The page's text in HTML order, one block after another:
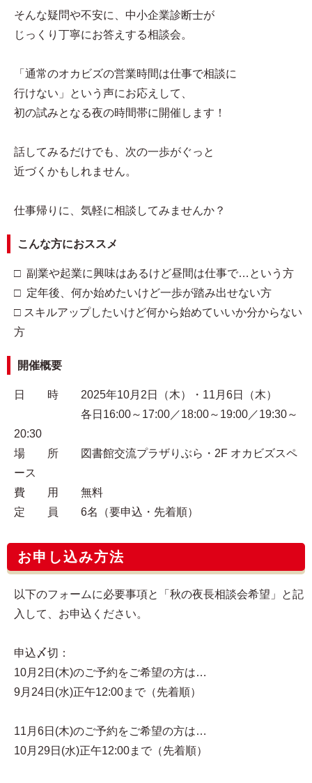
そんな疑問や不安に、中小企業診断士が
じっくり丁寧にお答えする相談会。
「通常のオカビズの営業時間は仕事で相談に
行けない」という声にお応えして、
初の試みとなる夜の時間帯に開催します！
話してみるだけでも、次の一歩がぐっと
近づくかもしれません。
仕事帰りに、気軽に相談してみませんか？
こんな方におススメ
□ 副業や起業に興味はあるけど昼間は仕事で…という方
□ 定年後、何か始めたいけど一歩が踏み出せない方
□ スキルアップしたいけど何から始めていいか分からない
方
開催概要
日 時 2025年10月2日（木）・11月6日（木）
各日16:00～17:00／18:00～19:00／19:30～
20:30
場 所 図書館交流プラザりぶら・2F オカビズスペ
ース
費 用 無料
定 員 6名（要申込・先着順）
お申し込み方法
以下のフォームに必要事項と「秋の夜長相談会希望」と記
入して、お申込ください。
申込〆切：
10月2日(木)のご予約をご希望の方は…
9月24日(水)正午12:00まで（先着順）
11月6日(木)のご予約をご希望の方は…
10月29日(水)正午12:00まで（先着順）